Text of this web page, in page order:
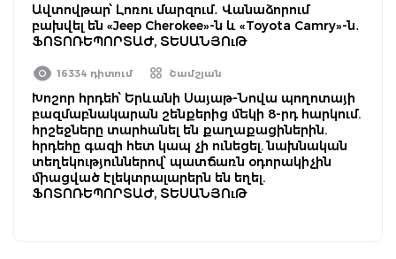
Ավտովթար՝ Լոռու մարզում․ Վանաձորում
բախվել են «Jeep Cherokee»-ն և «Toyota Camry»-ն․
ՖՈՏՈՌԵՊՈՐՏԱԺ, ՏԵՍԱՆՅՈւԹ
16334 դիտում Շամշյան
Խոշոր հրդեհ՝ Երևանի Սայաթ-Նովա պողոտայի
բազմաբնակարան շենքերից մեկի 8-րդ հարկում.
հրշեջները տարհանել են քաղաքացիներին.
հրդեհը գազի հետ կապ չի ունեցել. նախնական
տեղեկություններով՝ պատճառն օդորակիչին
միացված էլեկտրալարերն են եղել.
ՖՈՏՈՌԵՊՈՐՏԱԺ, ՏԵՍԱՆՅՈւԹ